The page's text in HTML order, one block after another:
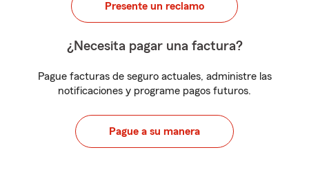
Presente un reclamo
¿Necesita pagar una factura?
Pague facturas de seguro actuales, administre las
notificaciones y programe pagos futuros.
Pague a su manera